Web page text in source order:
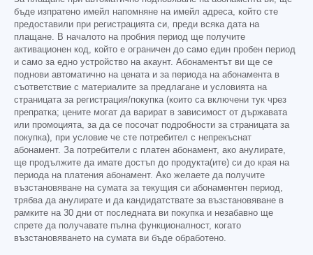
бъде изпратено имейл напомняне на имейл адреса, който сте
предоставили при регистрацията си, преди всяка дата на
плащане. В началото на пробния период ще получите
активационен код, който е ограничен до само един пробен период
и само за едно устройство на акаунт. Абонаментът ви ще се
поднови автоматично на цената и за периода на абонамента в
съответствие с материалите за предлагане и условията на
страницата за регистрация/покупка (които са включени тук чрез
препратка; цените могат да варират в зависимост от държавата
или промоцията, за да се посочат подробности за страницата за
покупка), при условие че сте потребител с непрекъснат
абонамент. За потребители с платен абонамент, ако анулирате,
ще продължите да имате достъп до продукта(ите) си до края на
периода на платения абонамент. Ако желаете да получите
възстановяване на сумата за текущия си абонаментен период,
трябва да анулирате и да кандидатствате за възстановяване в
рамките на 30 дни от последната ви покупка и незабавно ще
спрете да получавате пълна функционалност, когато
възстановяването на сумата ви бъде обработено.